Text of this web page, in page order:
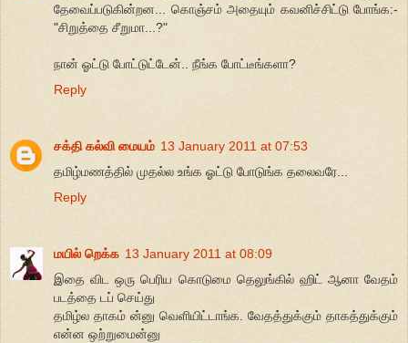
தேவைப்படுகின்றன... கொஞ்சம் அதையும் கவனிச்சிட்டு போங்க:-
"சிறுத்தை சீறுமா...?"
நான் ஓட்டு போட்டுட்டேன்.. நீங்க போட்டீங்களா?
Reply
சக்தி கல்வி மையம் 13 January 2011 at 07:53
தமிழ்மணத்தில் முதல்ல உங்க ஓட்டு போடுங்க தலைவரே...
Reply
மயில் றெக்க 13 January 2011 at 08:09
இதை விட ஒரு பெரிய கொடுமை தெலுங்கில் ஹிட் ஆனா வேதம்
படத்தை டப் செய்து
தமிழ்ல தாகம் ன்னு வெளியிட்டாங்க. வேதத்துக்கும் தாகத்துக்கும்
என்ன ஒற்றுமைன்னு